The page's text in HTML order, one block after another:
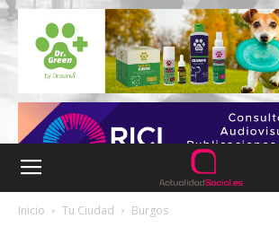
Inicio Tu Ciudad Burgos